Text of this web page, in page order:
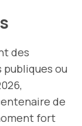
des
ou
de
fort